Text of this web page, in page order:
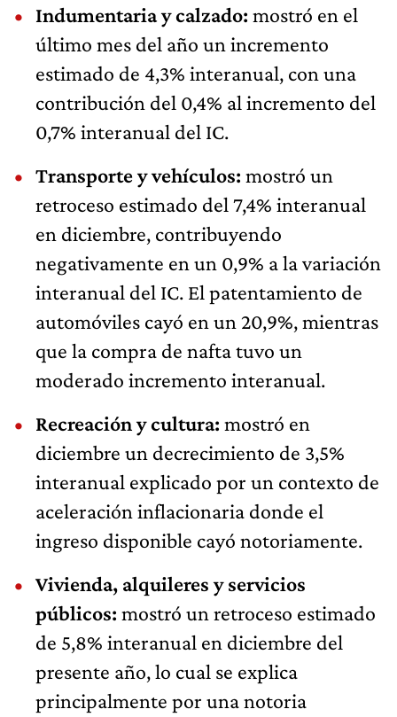
Indumentaria y calzado: mostró en el
último mes del año un incremento
estimado de 4,3% interanual, con una
contribución del 0,4% al incremento del
0,7% interanual del IC.
Transporte y vehículos: mostró un
retroceso estimado del 7,4% interanual
en diciembre, contribuyendo
negativamente en un 0,9% a la variación
interanual del IC. El patentamiento de
automóviles cayó en un 20,9%, mientras
que la compra de nafta tuvo un
moderado incremento interanual.
Recreación y cultura: mostró en
diciembre un decrecimiento de 3,5%
interanual explicado por un contexto de
aceleración inflacionaria donde el
ingreso disponible cayó notoriamente.
Vivienda, alquileres y servicios
públicos: mostró un retroceso estimado
de 5,8% interanual en diciembre del
presente año, lo cual se explica
principalmente por una notoria